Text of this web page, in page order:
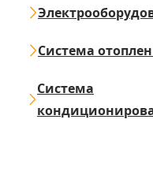
Система
Система